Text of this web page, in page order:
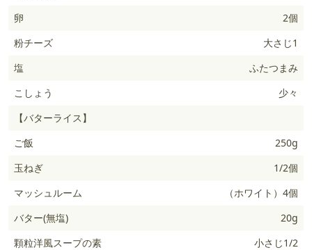
卵
2個
粉チーズ
大さじ1
塩
ふたつまみ
こしょう
少々
【バターライス】
ご飯
250g
玉ねぎ
1/2個
マッシュルーム
（ホワイト）4個
バター(無塩)
20g
顆粒洋風スープの素
小さじ1/2